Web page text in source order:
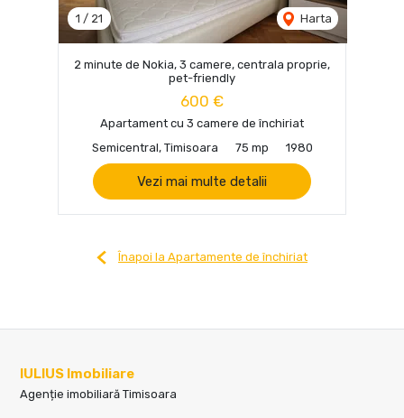
1 / 21 Harta
2 minute de Nokia, 3 camere, centrala proprie,
pet-friendly
600 €
Apartament cu 3 camere de închiriat
Semicentral, Timisoara
75 mp 1980
Vezi mai multe detalii
Înapoi la Apartamente de închiriat
IULIUS Imobiliare
Agenție imobiliară Timisoara